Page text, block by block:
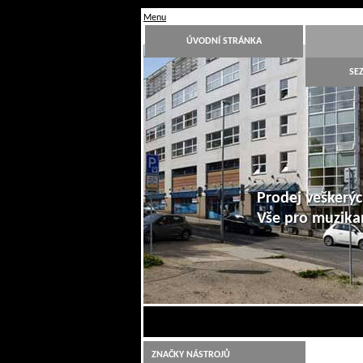
Menu
ÚVODNÍ STRÁNKA
Prodej
Vše pro
ZNAČKY NÁSTROJŮ